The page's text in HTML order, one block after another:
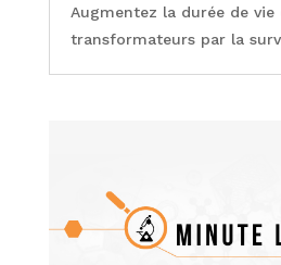
Augmentez la durée de vie
transformateurs par la